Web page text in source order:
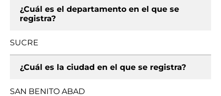
¿Cuál es el departamento en el que se
registra?
SUCRE
¿Cuál es la ciudad en el que se registra?
SAN BENITO ABAD